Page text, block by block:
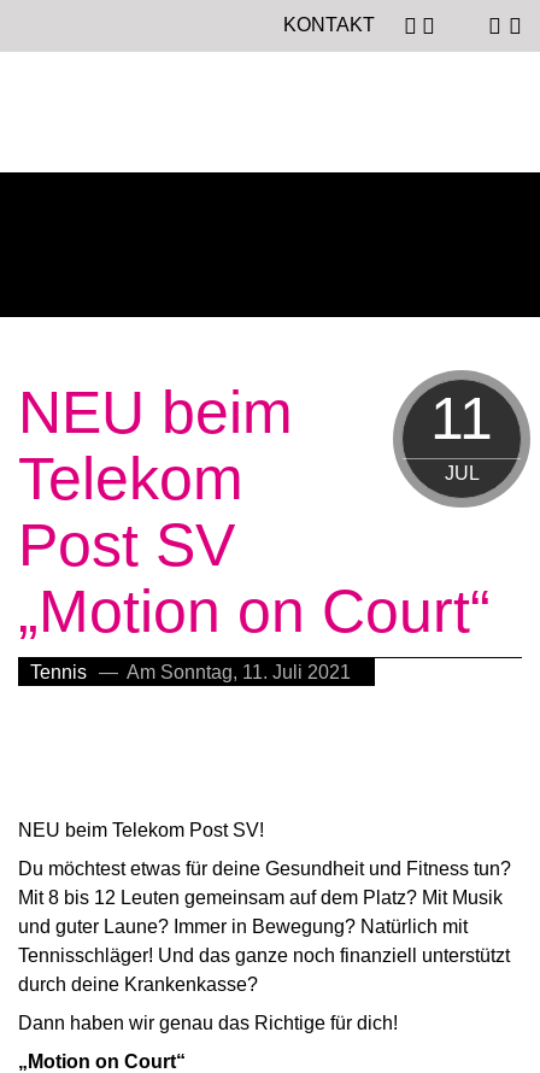
KONTAKT
11
JUL
NEU beim
Telekom
Post SV
„Motion on Court“
Tennis — Am Sonntag, 11. Juli 2021
NEU beim Telekom Post SV!
Du möchtest etwas für deine Gesundheit und Fitness tun?
Mit 8 bis 12 Leuten gemeinsam auf dem Platz? Mit Musik
und guter Laune? Immer in Bewegung? Natürlich mit
Tennisschläger! Und das ganze noch finanziell unterstützt
durch deine Krankenkasse?
Dann haben wir genau das Richtige für dich!
„Motion on Court“